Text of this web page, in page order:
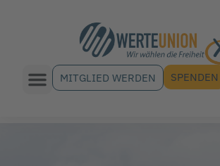
MITGLIED WERDEN SPENDEN